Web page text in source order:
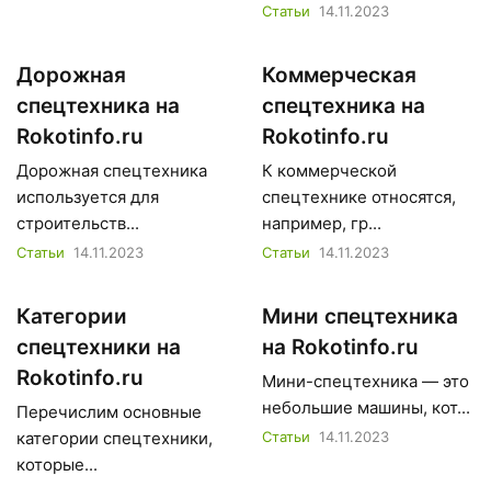
Статьи 14.11.2023
Дорожная
спецтехника на
Rokotinfo.ru
Дорожная спецтехника
используется для
строительств...
Статьи 14.11.2023
Коммерческая
спецтехника на
Rokotinfo.ru
К коммерческой
спецтехнике относятся,
например, гр...
Статьи 14.11.2023
Категории
спецтехники на
Rokotinfo.ru
Перечислим основные
категории спецтехники,
которые...
Мини спецтехника
на Rokotinfo.ru
Мини-спецтехника — это
небольшие машины, кот...
Статьи 14.11.2023